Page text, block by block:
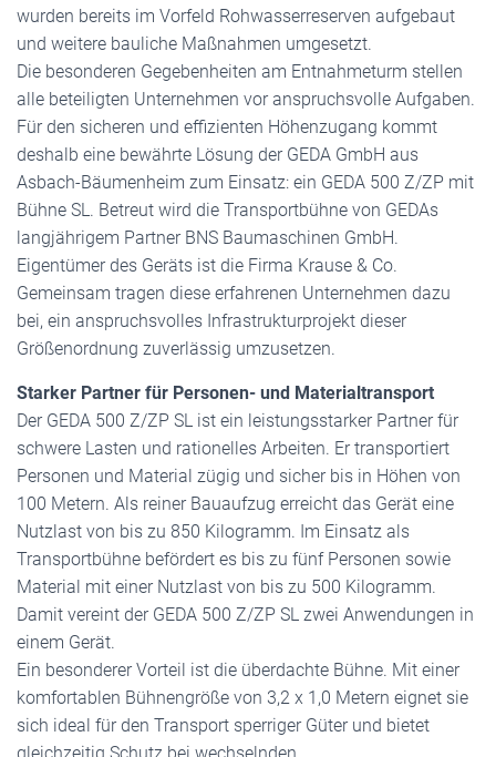
wurden bereits im Vorfeld Rohwasserreserven aufgebaut
und weitere bauliche Maßnahmen umgesetzt.
Die besonderen Gegebenheiten am Entnahmeturm stellen
alle beteiligten Unternehmen vor anspruchsvolle Aufgaben.
Für den sicheren und effizienten Höhenzugang kommt
deshalb eine bewährte Lösung der GEDA GmbH aus
Asbach-Bäumenheim zum Einsatz: ein GEDA 500 Z/ZP mit
Bühne SL. Betreut wird die Transportbühne von GEDAs
langjährigem Partner BNS Baumaschinen GmbH.
Eigentümer des Geräts ist die Firma Krause & Co.
Gemeinsam tragen diese erfahrenen Unternehmen dazu
bei, ein anspruchsvolles Infrastrukturprojekt dieser
Größenordnung zuverlässig umzusetzen.
Starker Partner für Personen- und Materialtransport
Der GEDA 500 Z/ZP SL ist ein leistungsstarker Partner für
schwere Lasten und rationelles Arbeiten. Er transportiert
Personen und Material zügig und sicher bis in Höhen von
100 Metern. Als reiner Bauaufzug erreicht das Gerät eine
Nutzlast von bis zu 850 Kilogramm. Im Einsatz als
Transportbühne befördert es bis zu fünf Personen sowie
Material mit einer Nutzlast von bis zu 500 Kilogramm.
Damit vereint der GEDA 500 Z/ZP SL zwei Anwendungen in
einem Gerät.
Ein besonderer Vorteil ist die überdachte Bühne. Mit einer
komfortablen Bühnengröße von 3,2 x 1,0 Metern eignet sie
sich ideal für den Transport sperriger Güter und bietet